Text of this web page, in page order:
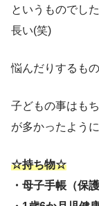
というものでした
長い(笑)
悩んだりするも
子どもの事はも
が多かったよう
☆持ち物☆
・母子手帳（保